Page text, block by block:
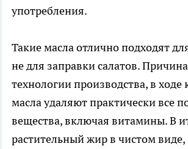
употребления.
Такие масла отлично подходят
не для заправки салатов.
технологии производства, в ходе
масла удаляют практически все
вещества, включая витамины. В
растительный жир в чистом